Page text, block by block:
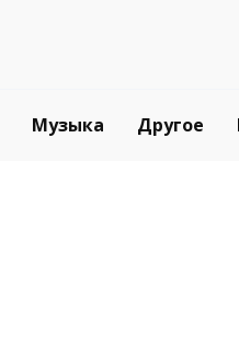
Музыка Другое